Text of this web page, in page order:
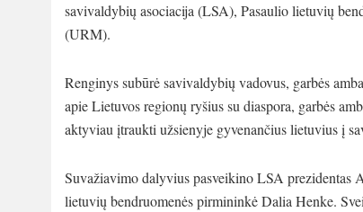
savivaldybių asociacija (LSA), Pasaulio lietuvių
(URM).
Renginys subūrė savivaldybių vadovus, garbės
apie Lietuvos regionų ryšius su diaspora, garbės
aktyviau įtraukti užsienyje gyvenančius lietuvius į
Suvažiavimo dalyvius pasveikino LSA prezidentas
lietuvių bendruomenės pirmininkė Dalia Henke.